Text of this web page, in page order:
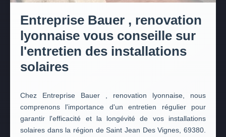
Entreprise Bauer , renovation
lyonnaise vous conseille sur
l'entretien des installations
solaires
Chez Entreprise Bauer , renovation lyonnaise, nous
comprenons l'importance d'un entretien régulier pour
garantir l'efficacité et la longévité de vos installations
solaires dans la région de Saint Jean Des Vignes, 69380.